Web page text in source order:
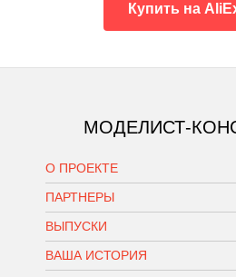
Купить на
МОДЕЛИСТ-
О ПРОЕКТЕ
ПАРТНЕРЫ
ВЫПУСКИ
ВАША ИСТОРИЯ